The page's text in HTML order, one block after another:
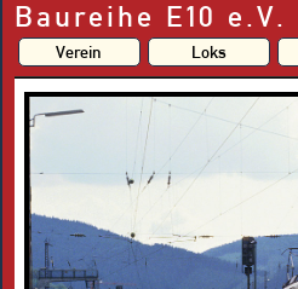
Baureihe E10 e.V.
Verein Loks